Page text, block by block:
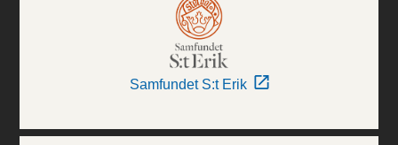
Samfundet S:t Erik